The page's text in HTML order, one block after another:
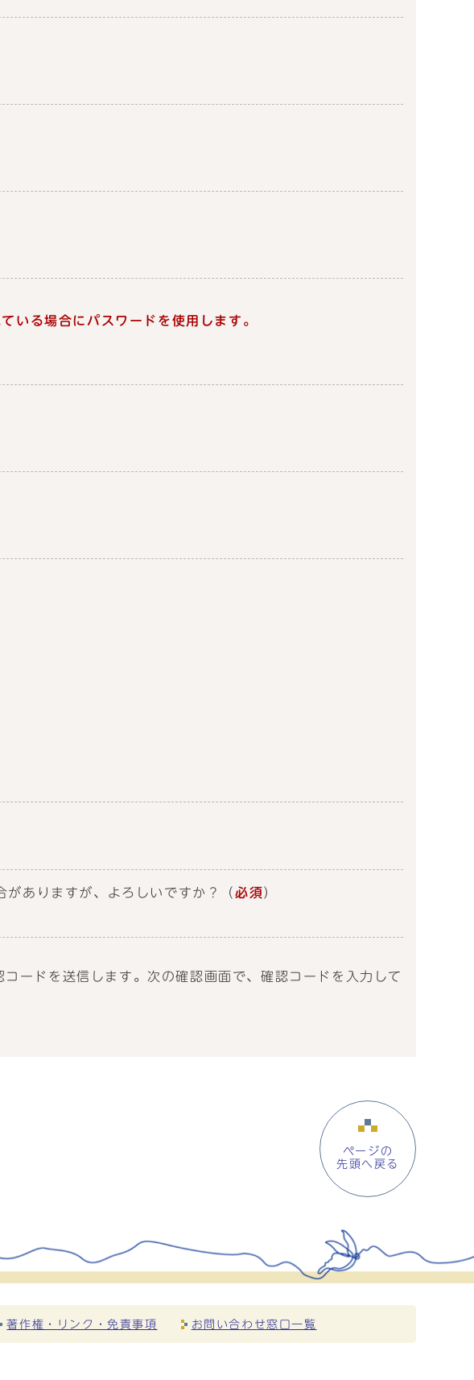
いる場合にパスワードを使用します。
ありますが、よろしいですか？ （ 必須 ）
ドを送信します。次の確認画面で、確認コードを入力して
ページの
先頭へ戻る
著作権・リンク・免責事項 お問い合わせ窓口一覧